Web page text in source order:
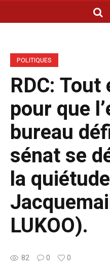
POLITIQUES
RDC:
pour que
bureau
sénat se
la
LUKOO).
82 0 0